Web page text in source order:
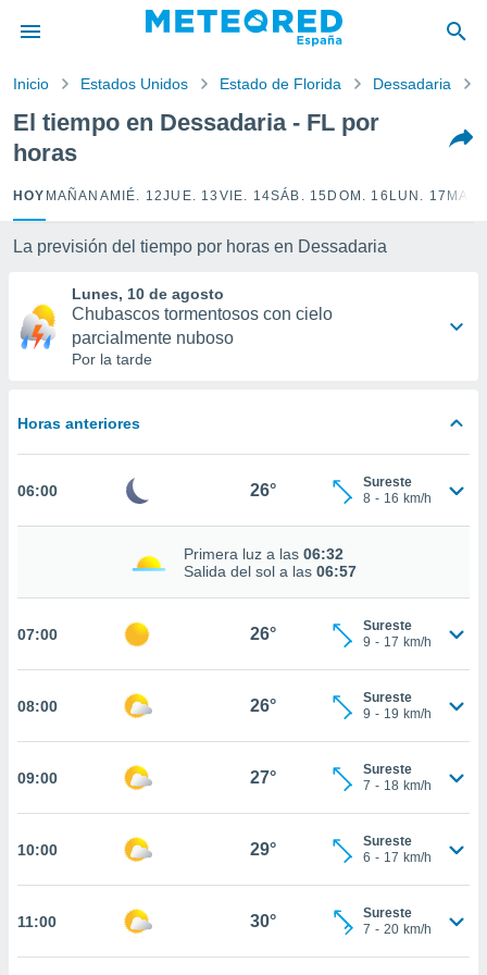
por
para
la
calidad.
a este
las
y
forma
la
ya sean
en
perfil
Inicio Estados Unidos Estado de Florida Dessadaria
El tiempo en Dessadaria - FL por
horas
HOY MAÑANA MIÉ. 12JUE. 13 VIE. 14SÁB. 15 DOM. 16 LUN. 17
La previsión del tiempo por horas en Dessadaria
Lunes, 10 de agosto
Chubascos tormentosos con cielo
parcialmente nuboso
Por la tarde
Horas anteriores
06:00 26°
Sureste
8 - 16 km/h
Primera luz a las 06:32
Salida del sol a las 06:57
07:00 26°
Sureste
9 - 17 km/h
08:00 26°
Sureste
9 - 19 km/h
09:00 27°
Sureste
7 - 18 km/h
10:00 29°
Sureste
6 - 17 km/h
11:00 30°
Sureste
7 - 20 km/h